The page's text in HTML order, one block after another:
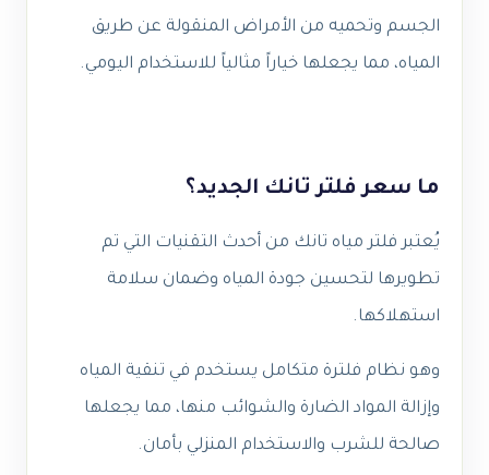
الجسم وتحميه من الأمراض المنقولة عن طريق
المياه، مما يجعلها خياراً مثالياً للاستخدام اليومي.
ما سعر فلتر تانك الجديد؟
يُعتبر فلتر مياه تانك من أحدث التقنيات التي تم
تطويرها لتحسين جودة المياه وضمان سلامة
استهلاكها.
وهو نظام فلترة متكامل يستخدم في تنقية المياه
وإزالة المواد الضارة والشوائب منها، مما يجعلها
صالحة للشرب والاستخدام المنزلي بأمان.